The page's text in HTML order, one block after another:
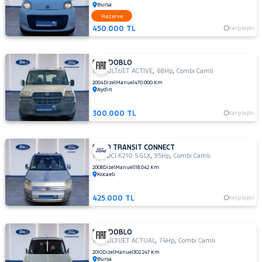
TOGG
TOYOTA
VOLKSWAGEN
VOLVO
Bursa
450.000 TL Karşılaştır
Rezerve
FIAT DOBLO
1.3 MULTIJET ACTIVE, 68Hp,Combi Camlı
2004DizelManuel470.000 Km
Aydın
300.000 TL Karşılaştır
FORD TRANSIT CONNECT
1.8 TDCI K210 S GLX,95Hp,Combi Camlı
2008DizelManuel118.042 Km
Kocaeli
425.000 TL Karşılaştır
FIAT DOBLO
1.3 MULTIJET ACTUAL,74Hp,Combi Camlı
2010DizelManuel302.247 Km
Bursa